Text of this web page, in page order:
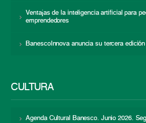
Ventajas de la inteligencia artificial para
emprendedores
BanescoInnova anuncia su tercera edición
CULTURA
Agenda Cultural Banesco. Junio 2026.